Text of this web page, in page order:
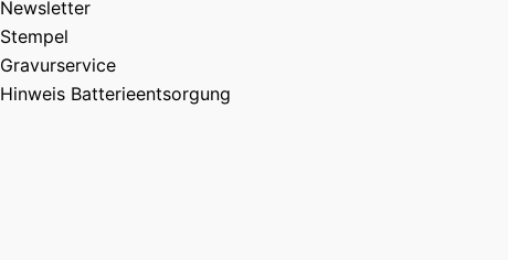
Newsletter
Stempel
Gravurservice
Hinweis Batterieentsorgung